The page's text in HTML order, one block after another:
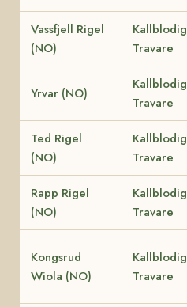
Vassfjell Rigel
(NO)
Kallblodig
Travare
Yrvar (NO)
Kallblodig
Travare
Ted Rigel
(NO)
Kallblodig
Travare
Rapp Rigel
(NO)
Kallblodig
Travare
Kongsrud
Wiola (NO)
Kallblodig
Travare